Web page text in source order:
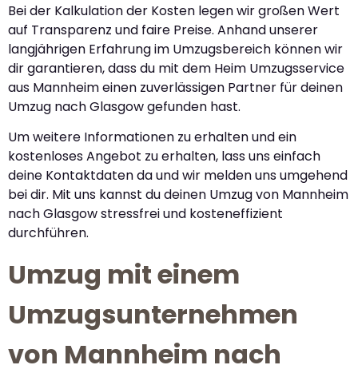
Bei der Kalkulation der Kosten legen wir großen Wert
auf Transparenz und faire Preise. Anhand unserer
langjährigen Erfahrung im Umzugsbereich können wir
dir garantieren, dass du mit dem Heim Umzugsservice
aus Mannheim einen zuverlässigen Partner für deinen
Umzug nach Glasgow gefunden hast.
Um weitere Informationen zu erhalten und ein
kostenloses Angebot zu erhalten, lass uns einfach
deine Kontaktdaten da und wir melden uns umgehend
bei dir. Mit uns kannst du deinen Umzug von Mannheim
nach Glasgow stressfrei und kosteneffizient
durchführen.
Umzug mit einem
Umzugsunternehmen
von Mannheim nach